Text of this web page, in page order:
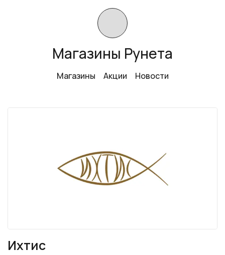
Магазины Рунета
Магазины Акции Новости
Ихтис